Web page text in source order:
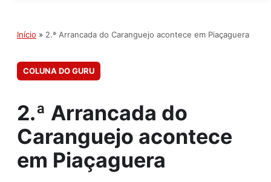
Início » 2.ª Arrancada do Caranguejo acontece em Piaçaguera
COLUNA DO GURU
2.ª Arrancada do
Caranguejo acontece
em Piaçaguera